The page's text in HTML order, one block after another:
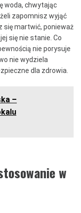
woda, chwytając
zapomnisz wyjąć
się martwić, ponieważ
się nie stanie. Co
nie porysuje
nie wydziela
dla zdrowia.
–
w